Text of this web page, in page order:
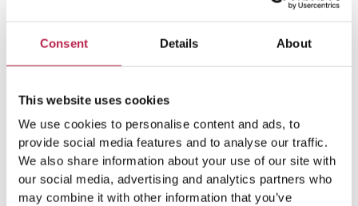
Consent Details About
This website uses cookies
We use cookies to personalise content and ads, to
provide social media features and to analyse our traffic.
We also share information about your use of our site with
our social media, advertising and analytics partners who
may combine it with other information that you’ve
natuurschoon, maar ook om zijn rijke culinaire
tradities. Op dit kleine eiland kun je allerlei
heerlijke Mediterraanse gerechten eten, die